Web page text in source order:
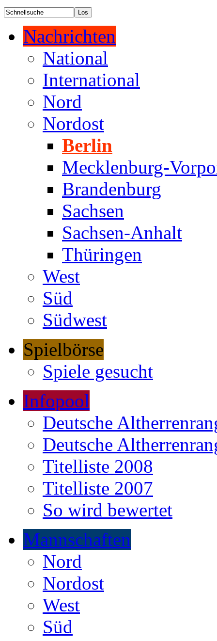
Nachrichten
National
International
Nord
Nordost
Berlin
Mecklenburg-
Brandenburg
Sachsen
Sachsen-Anhalt
Thüringen
West
Süd
Südwest
Spielbörse
Spiele gesucht
Infopool
Deutsche
Deutsche
Titelliste 2008
Titelliste 2007
So wird bewertet
Mannschaften
Nord
Nordost
West
Süd